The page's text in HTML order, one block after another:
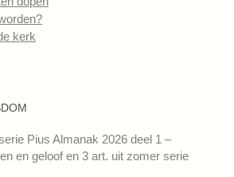
kerk
Pius Almanak 2026 deel 1 –
en geloof en 3 art. uit zomer serie